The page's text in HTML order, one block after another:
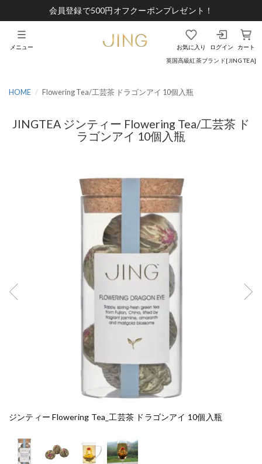
会員登録で500円オフクーポンプレゼント！
英国高級紅茶ブランド[JING TEA]
お気に入り ログイン カート
メニュー
HOME Flowering Tea/工芸茶 ドラゴンアイ 10個入瓶
JINGTEA ジンティー Flowering Tea/工芸茶 ド
ラゴンアイ 10個入瓶
ジンティー Flowering Tea_工芸茶 ドラゴンアイ 10個入瓶